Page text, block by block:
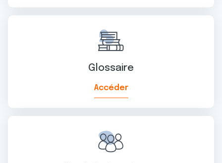
Glossaire
Accéder